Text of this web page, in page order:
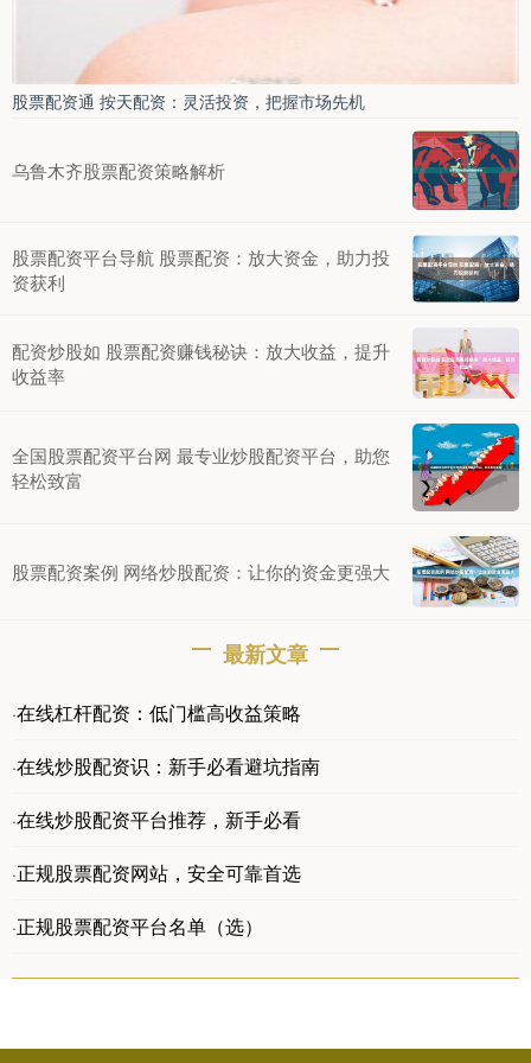
股票配资通 按天配资：灵活投资，把握市场先机
乌鲁木齐股票配资策略解析
股票配资平台导航 股票配资：放大资金，助力投
资获利
配资炒股如 股票配资赚钱秘诀：放大收益，提升
收益率
全国股票配资平台网 最专业炒股配资平台，助您
轻松致富
股票配资案例 网络炒股配资：让你的资金更强大
最新文章
·在线杠杆配资：低门槛高收益策略
·在线炒股配资识：新手必看避坑指南
·在线炒股配资平台推荐，新手必看
·正规股票配资网站，安全可靠首选
·正规股票配资平台名单（选）